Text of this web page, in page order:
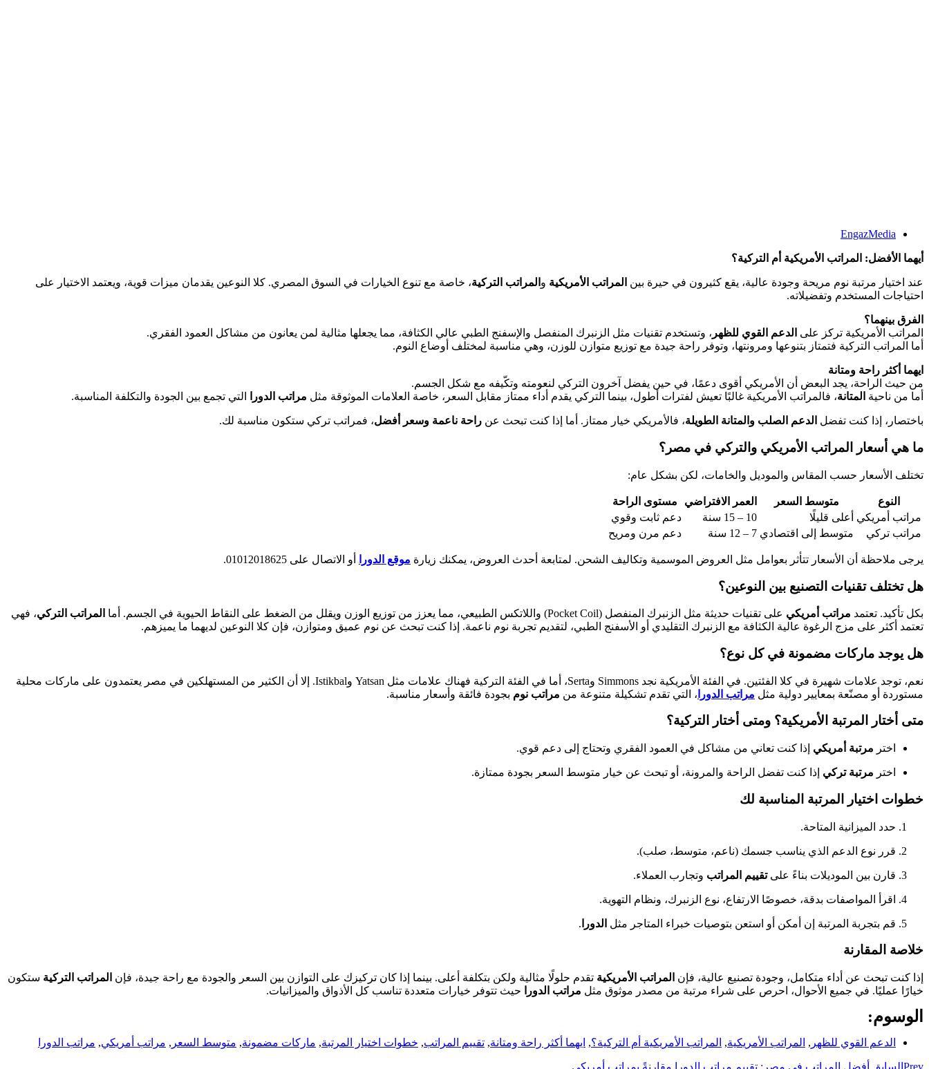
EngazMedia
أيهما الأفضل: المراتب الأمريكية أم التركية؟
عند اختيار مرتبة نوم مريحة وجودة عالية، يقع كثيرون في حيرة بين المراتب الأمريكية و المراتب التركية، خاصة مع تنوع الخيارات في السوق المصري. كلا النوعين يقدمان ميزات قوية، ويعتمد الاختيار على
احتياجات المستخدم وتفضيلاته.
الفرق بينهما؟
المراتب الأمريكية تركز على الدعم القوي للظهر ، وتستخدم تقنيات مثل الزنبرك المنفصل والإسفنج الطبي عالي الكثافة، مما يجعلها مثالية لمن يعانون من مشاكل العمود الفقري.
أما المراتب التركية فتمتاز بتنوعها ومرونتها، وتوفر راحة جيدة مع توزيع متوازن للوزن، وهي مناسبة لمختلف أوضاع النوم.
ايهما أكثر راحة ومتانة
من حيث الراحة، يجد البعض أن الأمريكي أقوى دعمًا، في حين يفضل آخرون التركي لنعومته وتكّيفه مع شكل الجسم.
أما من ناحية المتانة، فالمراتب الأمريكية غالبًا تعيش لفترات أطول، بينما التركي يقدم أداء ممتاز مقابل السعر، خاصة العلامات الموثوقة مثل مراتب الدورا التي تجمع بين الجودة والتكلفة المناسبة.
باختصار، إذا كنت تفضل الدعم الصلب والمتانة الطويلة، فالأمريكي خيار ممتاز. أما إذا كنت تبحث عن راحة ناعمة وسعر أفضل، فمراتب تركي ستكون مناسبة لك.
ما هي أسعار المراتب الأمريكي والتركي في مصر؟
تختلف الأسعار حسب المقاس والموديل والخامات، لكن بشكل عام:
النوع متوسط السعر العمر الافتراضي
مستوى الراحة
مراتب أمريكي
أعلى قليلًا 10 – 15 سنة
دعم ثابت وقوي
مراتب تركي
متوسط إلى اقتصادي 7 – 12 سنة دعم مرن ومريح
يرجى ملاحظة أن الأسعار تتأثر بعوامل مثل العروض الموسمية وتكاليف الشحن. لمتابعة أحدث العروض، يمكنك زيارة موقع الدورا أو الاتصال على 01012018625.
هل تختلف تقنيات التصنيع بين النوعين؟
بكل تأكيد. تعتمد مراتب أمريكي على تقنيات حديثة مثل الزنبرك المنفصل (Pocket Coil) واللاتكس الطبيعي، مما يعزز من توزيع الوزن ويقلل من الضغط على النقاط الحيوية في الجسم. أما المراتب التركي، فهي
تعتمد أكثر على مزج الرغوة عالية الكثافة مع الزنبرك التقليدي أو الأسفنج الطبي، لتقديم تجربة نوم ناعمة. إذا كنت تبحث عن نوم عميق ومتوازن، فإن كلا النوعين لديهما ما يميزهم.
هل يوجد ماركات مضمونة في كل نوع؟
نعم، توجد علامات شهيرة في كلا الفئتين. في الفئة الأمريكية نجد Simmons وSerta، أما في الفئة التركية فهناك علامات مثل Yatsan وIstikbal. إلا أن الكثير من المستهلكين في مصر يعتمدون على ماركات محلية
مستوردة أو مصنّعة بمعايير دولية مثل مراتب الدورا ، التي تقدم تشكيلة متنوعة من مراتب نوم بجودة فائقة وأسعار مناسبة.
متى أختار المرتبة الأمريكية؟ ومتى أختار التركية؟
اختر مرتبة أمريكي إذا كنت تعاني من مشاكل في العمود الفقري وتحتاج إلى دعم قوي.
اختر مرتبة تركي إذا كنت تفضل الراحة والمرونة، أو تبحث عن خيار متوسط السعر بجودة ممتازة.
خطوات اختيار المرتبة المناسبة لك
حدد الميزانية المتاحة.
قرر نوع الدعم الذي يناسب جسمك (ناعم، متوسط، صلب).
قارن بين الموديلات بناءً علىتقييم المراتب وتجارب العملاء.
اقرأ المواصفات بدقة، خصوصًا الارتفاع، نوع الزنبرك، ونظام التهوية.
قم بتجربة المرتبة إن أمكن أو استعن بتوصيات خبراء المتاجر مثل الدورا .
خلاصة المقارنة
إذا كنت تبحث عن أداء متكامل، وجودة تصنيع عالية، فإن المراتب الأمريكية تقدم حلولًا مثالية ولكن بتكلفة أعلى. بينما إذا كان تركيزك على التوازن بين السعر والجودة مع راحة جيدة، فإن المراتب التركية ستكون
خيارًا عمليًا. في جميع الأحوال، احرص على شراء مرتبة من مصدر موثوق مثل مراتب الدورا حيث تتوفر خيارات متعددة تناسب كل الأذواق والميزانيات.
الوسوم:
الدعم القوي للظهر , المراتب الأمريكية, المراتب الأمريكية أم التركية؟, ايهما أكثر راحة ومتانة, تقييم المراتب, خطوات اختيار المرتبة, ماركات مضمونة, متوسط السعر , مراتب أمريكي, مراتب الدورا
Prev السابق أفضل المراتب في مصر: تقييم مراتب الدورا مقارنةً بمراتب أمريكي